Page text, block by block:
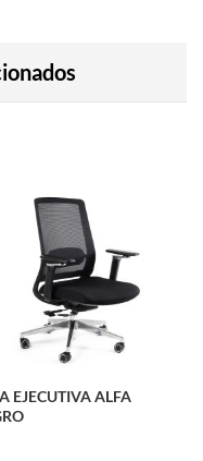
EJECUTIVA ALFA